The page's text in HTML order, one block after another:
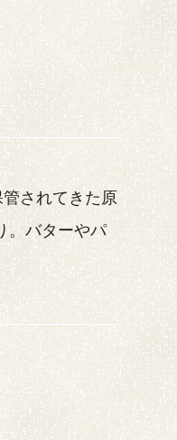
されてきた原
。バターやパ